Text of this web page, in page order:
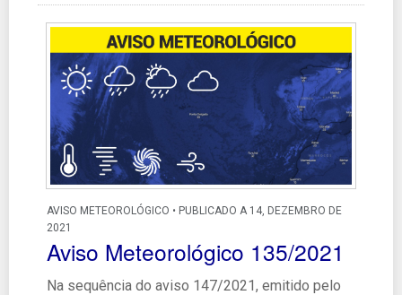
AVISO METEOROLÓGICO • PUBLICADO A 14, DEZEMBRO DE
2021
Aviso Meteorológico 135/2021
Na sequência do aviso 147/2021, emitido pelo